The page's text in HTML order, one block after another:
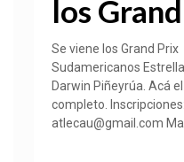
los
Se viene los Grand Prix
Sudamericanos
Darwin Piñeyrúa. Acá
completo. Inscripciones:
atlecau@gmail.com